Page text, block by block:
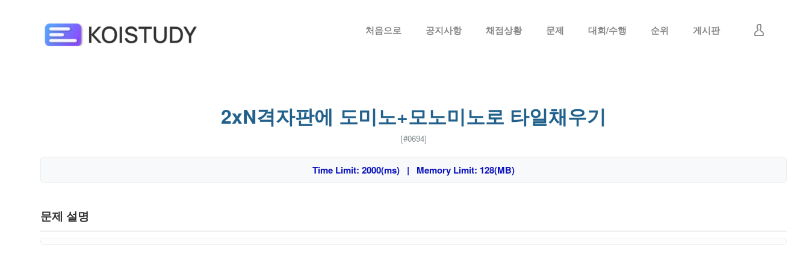
처음으로 공지사항 채점상황 문제 대회/수행 순위 게시판
2xN격자판에 도미노+모노미노로 타일채우기
[#0694]
Time Limit: 2000(ms) | Memory Limit: 128(MB)
문제 설명